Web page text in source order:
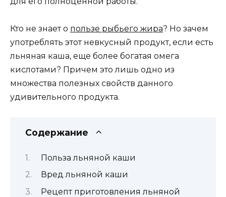
Кто не знает о пользе рыбьего жира? Но зачем
употреблять этот невкусный продукт, если есть
льняная каша, еще более богатая омега
кислотами? Причем это лишь одно из
множества полезных свойств данного
удивительного продукта.
Содержание
Польза льняной каши
Вред льняной каши
Рецепт приготовления льняной